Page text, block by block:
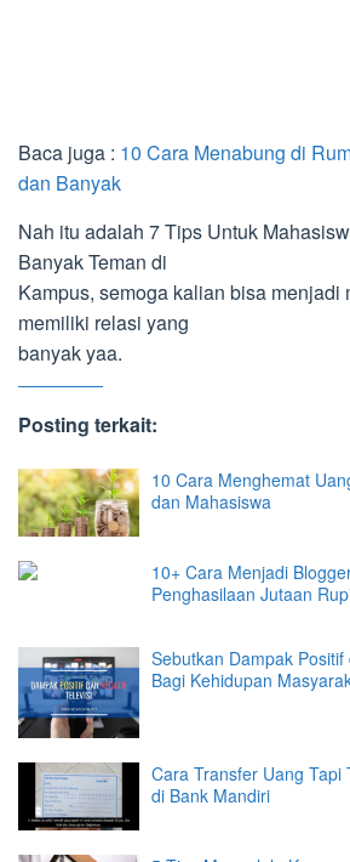
Baca juga : 10 Cara Menabung di
dan Banyak
Nah itu adalah 7 Tips Untuk
Banyak Teman di
Kampus, semoga kalian bisa menjadi
memiliki relasi yang
banyak yaa.
Posting terkait:
10 Cara Menghemat
dan Mahasiswa
10+ Cara Menjadi
Penghasilaan Jutaan
Sebutkan Dampak
Bagi Kehidupan
Cara Transfer Uang Tapi
di Bank Mandiri